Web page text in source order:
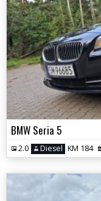
BMW Seria 5
2.0 Diesel KM 184